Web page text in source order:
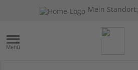
Mein Standort: